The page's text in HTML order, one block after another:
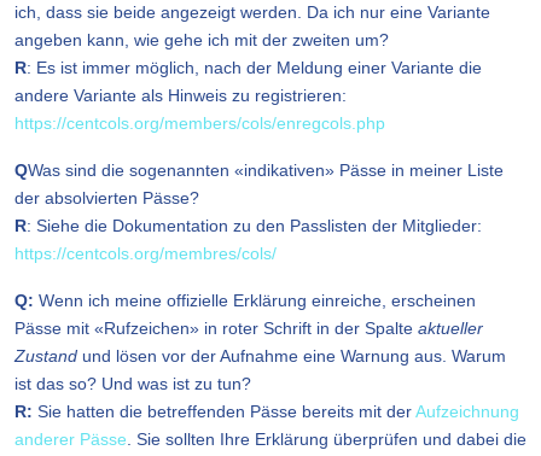
ich, dass sie beide angezeigt werden. Da ich nur eine Variante
angeben kann, wie gehe ich mit der zweiten um?
R: Es ist immer möglich, nach der Meldung einer Variante die
andere Variante als Hinweis zu registrieren:
https://centcols.org/members/cols/enregcols.php
QWas sind die sogenannten «indikativen» Pässe in meiner Liste
der absolvierten Pässe?
R: Siehe die Dokumentation zu den Passlisten der Mitglieder:
https://centcols.org/membres/cols/
Q: Wenn ich meine offizielle Erklärung einreiche, erscheinen
Pässe mit «Rufzeichen» in roter Schrift in der Spalte aktueller
Zustand und lösen vor der Aufnahme eine Warnung aus. Warum
ist das so? Und was ist zu tun?
R: Sie hatten die betreffenden Pässe bereits mit derAufzeichnung
anderer Pässe . Sie sollten Ihre Erklärung überprüfen und dabei die